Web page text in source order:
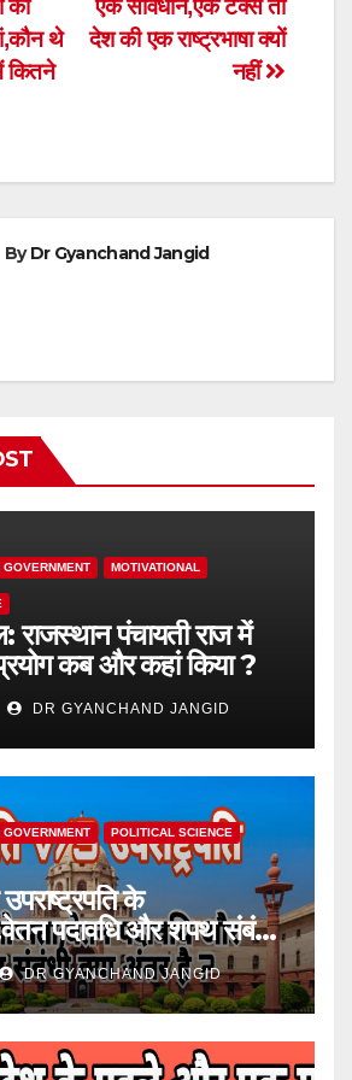
एक संविधान,एक टेक्स तो
देश की एक राष्ट्रभाषा क्यों
नहीं
की
थे
कितने
ByDr Gyanchand Jangid
GOVERNMENT MOTIVATIONAL
राजस्थान पंचायती राज में
कब और कहां किया ?
DR GYANCHAND JANGID
GOVERNMENT POLITICAL SCIENCE
के
पदावधि और शपथ संबंधी
DR GYANCHAND JANGID